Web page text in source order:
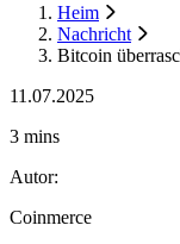
Heim
Nachricht
Bitcoin
11.07.2025
3 mins
Autor:
Coinmerce